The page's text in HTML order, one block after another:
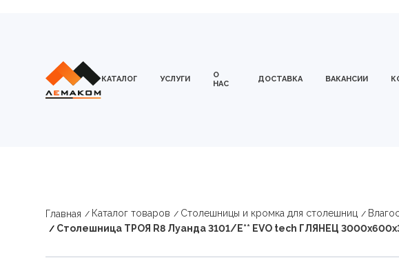
КАТАЛОГ УСЛУГИ
О
НАС
ДОСТАВКА ВАКАНСИИ
Главная Каталог товаров Столешницы и кромка для столешниц
Столешница ТРОЯ R8 Луанда 3101/E** EVO tech ГЛЯНЕЦ